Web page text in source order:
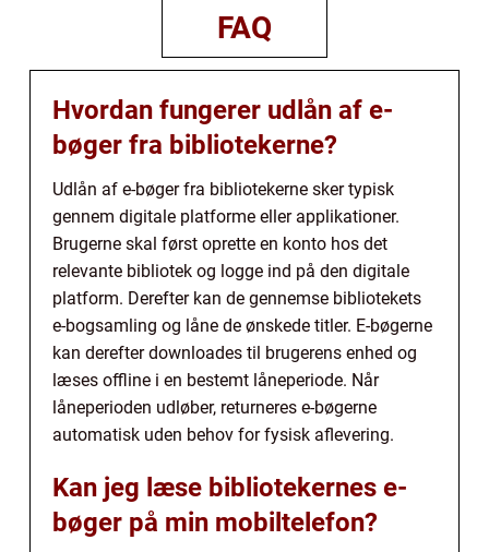
FAQ
Hvordan fungerer udlån af e-
bøger fra bibliotekerne?
Udlån af e-bøger fra bibliotekerne sker typisk
gennem digitale platforme eller applikationer.
Brugerne skal først oprette en konto hos det
relevante bibliotek og logge ind på den digitale
platform. Derefter kan de gennemse bibliotekets
e-bogsamling og låne de ønskede titler. E-bøgerne
kan derefter downloades til brugerens enhed og
læses offline i en bestemt låneperiode. Når
låneperioden udløber, returneres e-bøgerne
automatisk uden behov for fysisk aflevering.
Kan jeg læse bibliotekernes e-
bøger på min mobiltelefon?